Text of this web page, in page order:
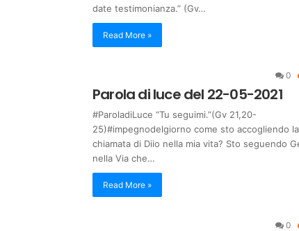
date testimonianza.” (Gv…
Read More »
0
Parola di luce del 22-05-2021
#ParoladiLuce “Tu seguimi.”(Gv 21,20-
25)#impegnodelgiorno come sto accogliendo la
chiamata di Diio nella mia vita? Sto seguendo
nella Via che…
Read More »
0